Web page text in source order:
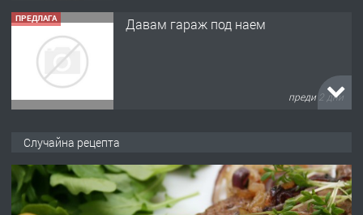
ПРЕДЛАГА Давам гараж под наем
преди 2 дни
градската градина!
преди 2 дни
Случайна рецепта